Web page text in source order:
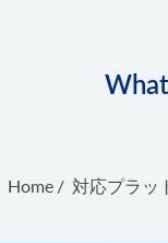
Home / 対応プラッ